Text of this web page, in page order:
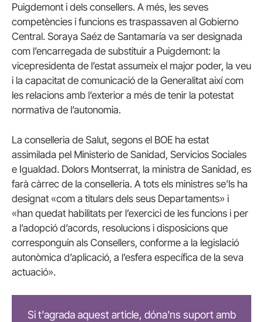
Puigdemont i dels consellers. A més, les seves
competències i funcions es traspassaven al Gobierno
Central. Soraya Saéz de Santamaría va ser designada
com l’encarregada de substituir a Puigdemont: la
vicepresidenta de l’estat assumeix el major poder, la veu
i la capacitat de comunicació de la Generalitat així com
les relacions amb l’exterior a més de tenir la potestat
normativa de l’autonomia.
La conselleria de Salut, segons el BOE ha estat
assimilada pel Ministerio de Sanidad, Servicios Sociales
e Igualdad. Dolors Montserrat, la ministra de Sanidad, es
farà càrrec de la conselleria. A tots els ministres se’ls ha
designat «com a titulars dels seus Departaments» i
«han quedat habilitats per l’exercici de les funcions i per
a l’adopció d’acords, resolucions i disposicions que
corresponguin als Consellers, conforme a la legislació
autonòmica d’aplicació, a l’esfera específica de la seva
actuació».
Si t'agrada aquest article, dóna'ns suport amb